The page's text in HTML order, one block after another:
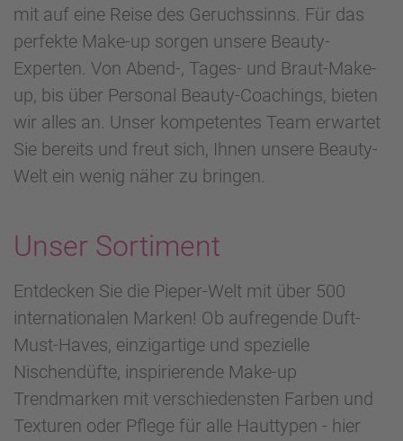
mit auf eine Reise des Geruchssinns. Für das
perfekte Make-up sorgen unsere Beauty-
Experten. Von Abend-, Tages- und Braut-Make-
up, bis über Personal Beauty-Coachings, bieten
wir alles an. Unser kompetentes Team erwartet
Sie bereits und freut sich, Ihnen unsere Beauty-
Welt ein wenig näher zu bringen.
Unser Sortiment
Entdecken Sie die Pieper-Welt mit über 500
internationalen Marken! Ob aufregende Duft-
Must-Haves, einzigartige und spezielle
Nischendüfte, inspirierende Make-up
Trendmarken mit verschiedensten Farben und
Texturen oder Pflege für alle Hauttypen - hier